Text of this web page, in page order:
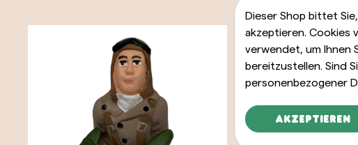
Dieser Shop bittet
akzeptieren. Cookies
verwendet, um Ihnen
bereitzustellen. Sind
personenbezogener
Akzeptieren